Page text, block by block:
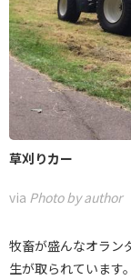
草刈りカー
via Photo by author
牧畜が盛んなオラン
生が取られています